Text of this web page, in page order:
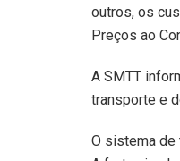
outros, os
Preços ao
A SMTT
transporte e
O sistema de